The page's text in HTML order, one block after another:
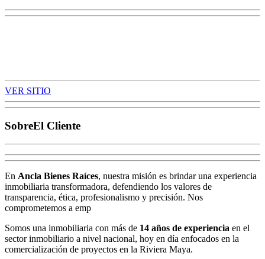
VER SITIO
SobreEl Cliente
En Ancla Bienes Raíces, nuestra misión es brindar una experiencia
inmobiliaria transformadora, defendiendo los valores de
transparencia, ética, profesionalismo y precisión. Nos
comprometemos a emp
Somos una inmobiliaria con más de 14 años de experiencia en el
sector inmobiliario a nivel nacional, hoy en día enfocados en la
comercialización de proyectos en la Riviera Maya.